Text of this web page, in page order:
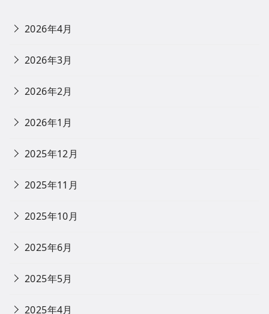
2026年4月
2026年3月
2026年2月
2026年1月
2025年12月
2025年11月
2025年10月
2025年6月
2025年5月
2025年4月